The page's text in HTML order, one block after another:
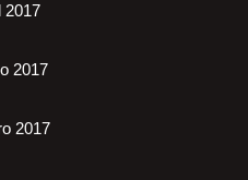
2017
2017
2017